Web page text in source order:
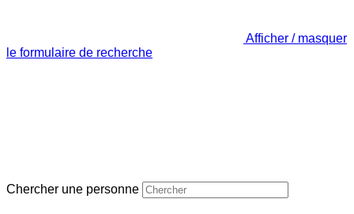
Afficher / masquer
le formulaire de recherche
Chercher une personne